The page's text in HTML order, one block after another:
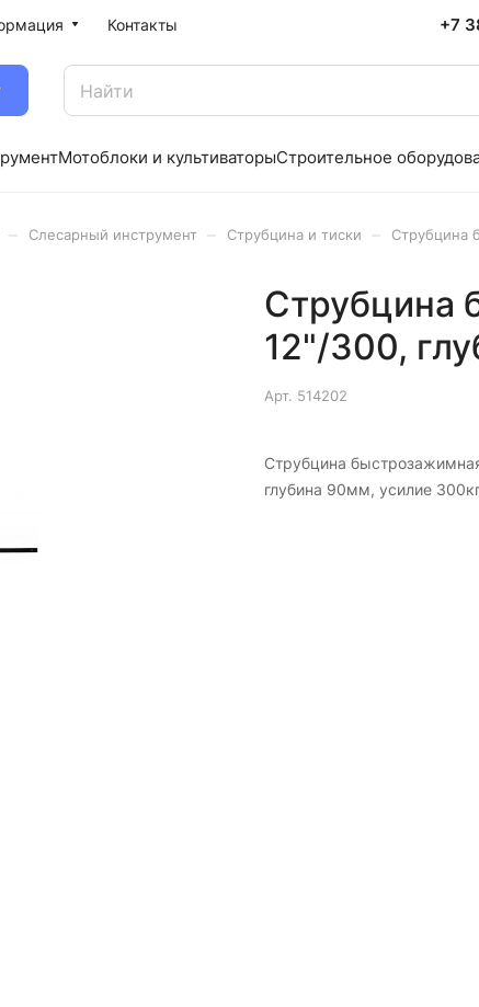
Контакты +7
Мотоблоки и культиваторыСтроительное
Слесарный инструмент Струбцина и тиски Струбцина
Струбцина
12"/300,
Арт. 514202
Струбцина
глубина 90мм, усилие